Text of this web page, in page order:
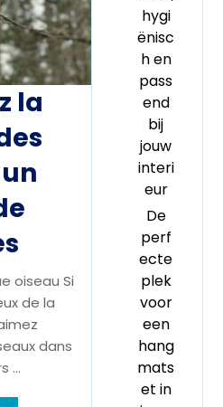
la
oiseau Si
de la
dans
...
hygi
ënisc
h en
pass
end
bij
jouw
interi
eur
De
perf
ecte
plek
voor
een
hang
mats
et in